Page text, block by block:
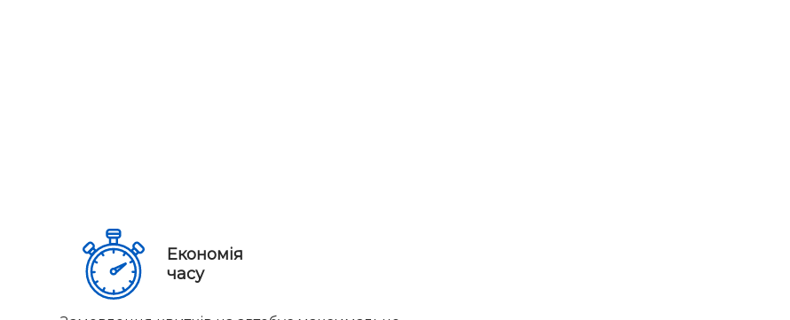
Економія
часу